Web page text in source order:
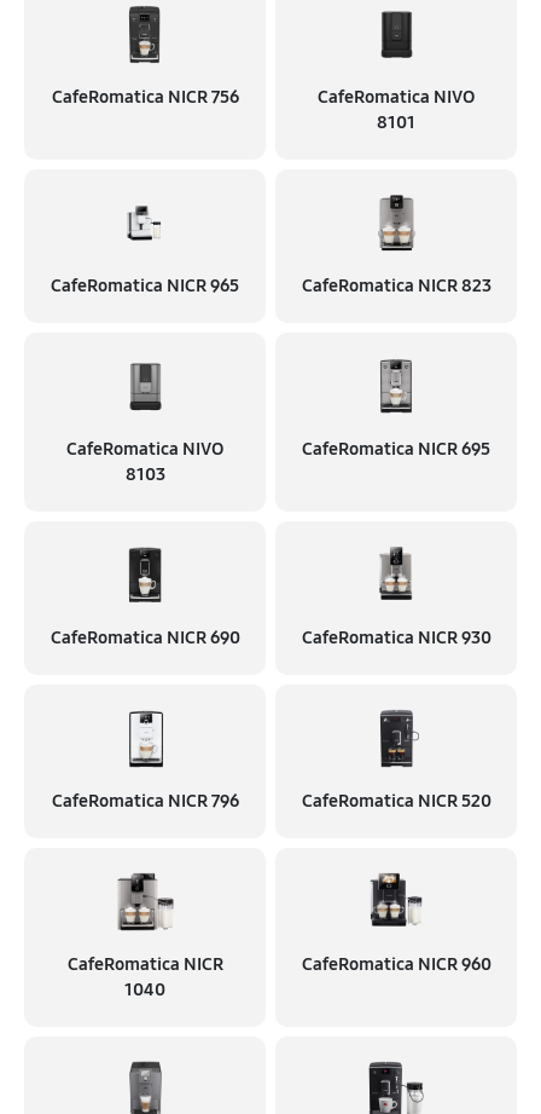
CafeRomatica NICR 756
CafeRomatica NIVO
8101
CafeRomatica NICR 965 CafeRomatica NICR 823
CafeRomatica NIVO
8103
CafeRomatica NICR 695
CafeRomatica NICR 690 CafeRomatica NICR 930
CafeRomatica NICR 796 CafeRomatica NICR 520
CafeRomatica NICR
1040
CafeRomatica NICR 960